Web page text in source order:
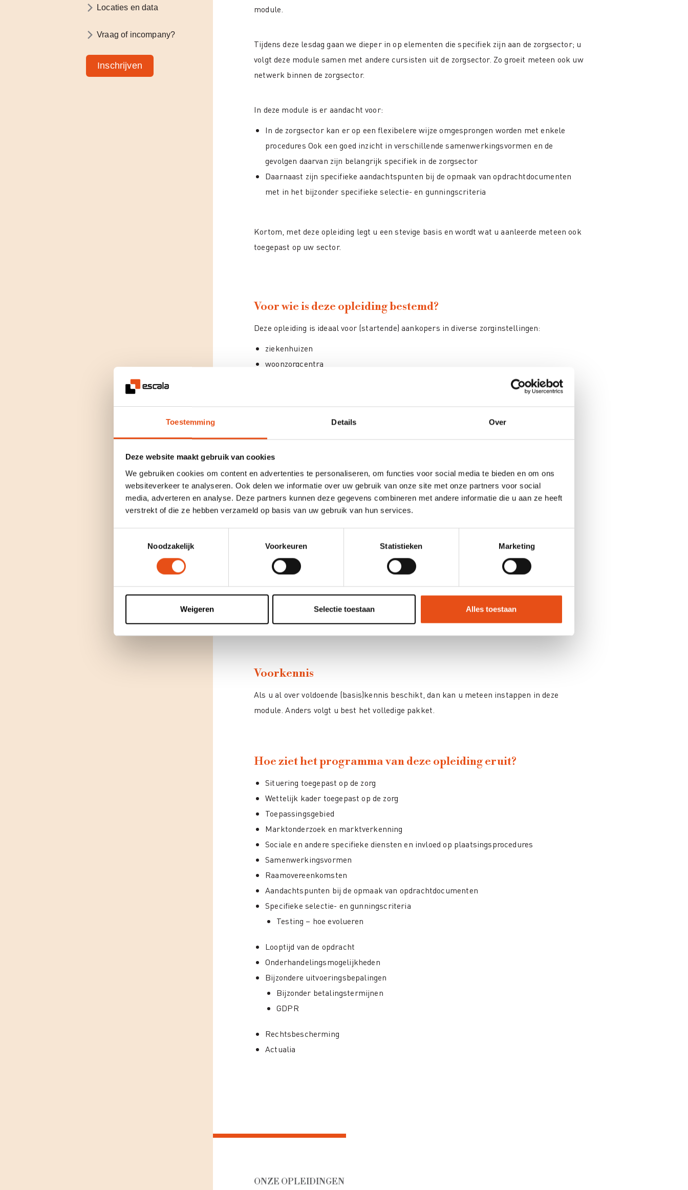
Toestemming Details Over
Deze website maakt gebruik van cookies
We gebruiken cookies om content en advertenties te personaliseren, om functies voor social media te bieden en om ons
websiteverkeer te analyseren. Ook delen we informatie over uw gebruik van onze site met onze partners voor social
media, adverteren en analyse. Deze partners kunnen deze gegevens combineren met andere informatie die u aan ze heeft
verstrekt of die ze hebben verzameld op basis van uw gebruik van hun services.
Noodzakelijk
Voorkeuren Statistieken Marketing
Weigeren Selectie toestaan Alles toestaan
Locaties en data
Vraag of incompany?
Inschrijven
module.
Tijdens deze lesdag gaan we dieper in op elementen die specifiek zijn aan de zorgsector; u
volgt deze module samen met andere cursisten uit de zorgsector. Zo groeit meteen ook uw
netwerk binnen de zorgsector.
In deze module is er aandacht voor:
In de zorgsector kan er op een flexibelere wijze omgesprongen worden met enkele
procedures Ook een goed inzicht in verschillende samenwerkingsvormen en de
gevolgen daarvan zijn belangrijk specifiek in de zorgsector
Daarnaast zijn specifieke aandachtspunten bij de opmaak van opdrachtdocumenten
met in het bijzonder specifieke selectie- en gunningscriteria
Kortom, met deze opleiding legt u een stevige basis en wordt wat u aanleerde meteen ook
toegepast op uw sector.
Voor wie is deze opleiding bestemd?
Deze opleiding is ideaal voor (startende) aankopers in diverse zorginstellingen:
ziekenhuizen
woonzorgcentra
...
Aankopers: Werkzaam bij een bestuur, entiteit, of vzw onderhevig aan de
overheidsopdrachtenregelgeving.
Informatieverstrekkers: Die informatie aanleveren aan de aankoopdienst en een
basisinzicht willen in de procedure.
Architecten en Studiebureaus
: Die betrokken zijn bij het opmaken of opvolgen van
overheidsopdrachten.
Bestuurders, Mandatarissen, Leidinggevenden
: Die eindverantwoordelijk zijn en een
basisinzicht willen in de regelgeving.
Voorkennis
Als u al over voldoende (basis)kennis beschikt, dan kan u meteen instappen in deze
module. Anders volgt u best het volledige pakket.
Hoe ziet het programma van deze opleiding eruit?
Situering toegepast op de zorg
Wettelijk kader toegepast op de zorg
Toepassingsgebied
Marktonderzoek en marktverkenning
Sociale en andere specifieke diensten en invloed op plaatsingsprocedures
Samenwerkingsvormen
Raamovereenkomsten
Aandachtspunten bij de opmaak van opdrachtdocumenten
Specifieke selectie- en gunningscriteria
Testing – hoe evolueren
Looptijd van de opdracht
Onderhandelingsmogelijkheden
Bijzondere uitvoeringsbepalingen
Bijzonder betalingstermijnen
GDPR
Rechtsbescherming
Actualia
ONZE OPLEIDINGEN